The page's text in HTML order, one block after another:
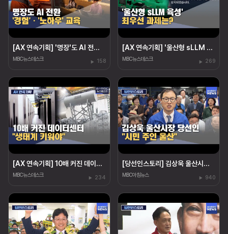
[AX 연속기획] '명장'도 AI 전환‥"경험·노하우도 교육"
MBC뉴스데스크 158
[AX 연속기획] '울산형 sLLM 육성' 최우선 과제는?
MBC뉴스데스크 269
[AX 연속기획] 10배 커진 데이터센터 "생태계 키워야"
MBC뉴스데스크 234
[당선인스토리] 김상욱 울산시장 당선인 "시민 주인 울산"
MBC아침뉴스 940